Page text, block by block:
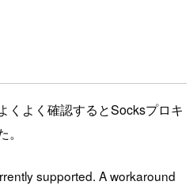
くよく確認するとSocksプロキ
supported. A workaround